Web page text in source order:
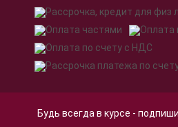
Будь всегда в курсе -